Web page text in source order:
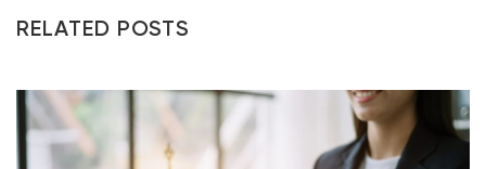
RELATED POSTS